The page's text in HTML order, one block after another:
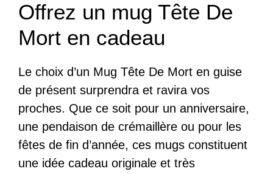
Offrez un mug Tête De
Mort en cadeau
Le choix d’un Mug Tête De Mort en guise
de présent surprendra et ravira vos
proches. Que ce soit pour un anniversaire,
une pendaison de crémaillère ou pour les
fêtes de fin d’année, ces mugs constituent
une idée cadeau originale et très